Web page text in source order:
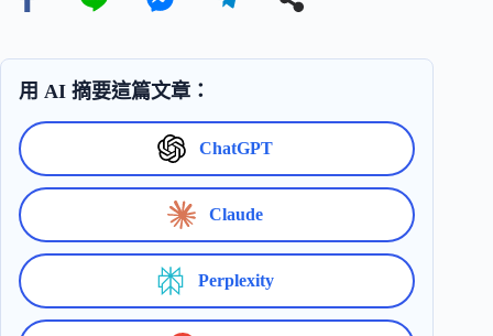
用 AI 摘要這篇文章：
ChatGPT
Claude
Perplexity